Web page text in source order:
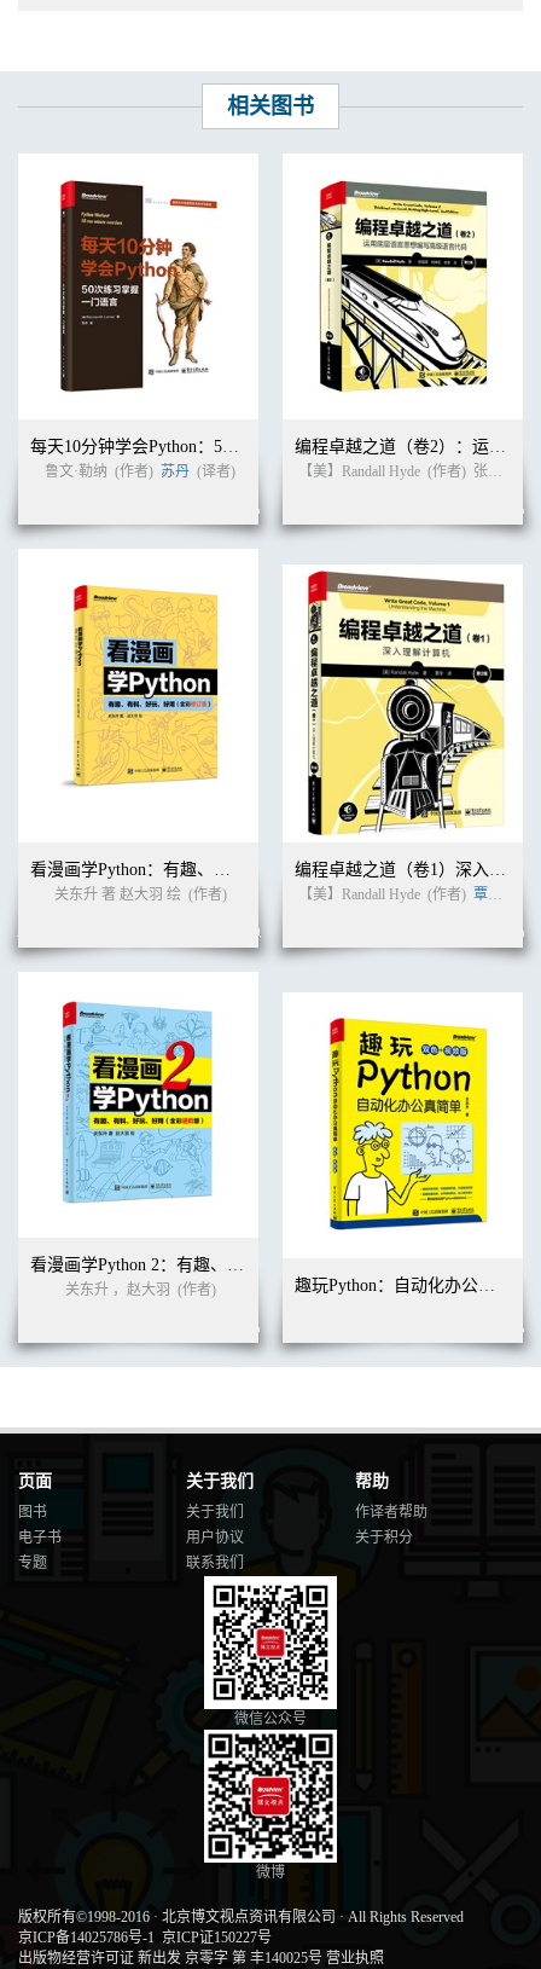
相关图书
每天10分钟学会Python：50次练习掌握一门语言
鲁文·勒纳 (作者) 苏丹 (译者)
编程卓越之道（卷2）：运用底层语言思想编写高级语言代码（第2版）
【美】Randall Hyde (作者) 张益硕 等
看漫画学Python：有趣、有料、好玩、好用（全彩修订版）
关东升 著 赵大羽 绘 (作者)
编程卓越之道（卷1）深入理解计算机（第2版）
【美】Randall Hyde (作者) 覃宇
看漫画学Python 2：有趣、有料、好玩、好用（全彩进阶版）
关东升 ，赵大羽 (作者) 趣玩Python：自动化办公真简单（双色+视频版）
页面
图书
电子书
专题
关于我们
关于我们
用户协议
联系我们
帮助
作译者帮助
关于积分
微信公众号
微博
版权所有©1998-2016 · 北京博文视点资讯有限公司 · All Rights Reserved
京ICP备14025786号-1 京ICP证150227号
出版物经营许可证 新出发 京零字 第 丰140025号 营业执照